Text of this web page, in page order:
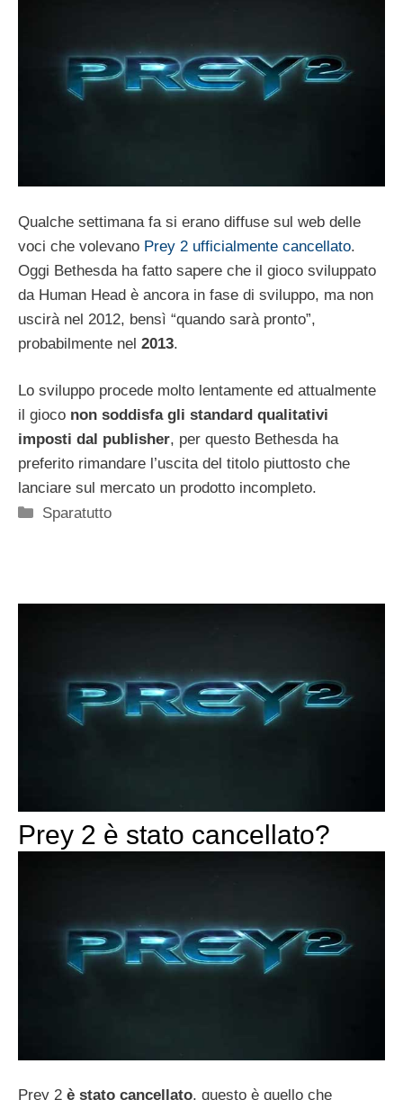
Qualche settimana fa si erano diffuse sul web delle
voci che volevano Prey 2 ufficialmente cancellato.
Oggi Bethesda ha fatto sapere che il gioco sviluppato
da Human Head è ancora in fase di sviluppo, ma non
uscirà nel 2012, bensì “quando sarà pronto”,
probabilmente nel 2013.
Lo sviluppo procede molto lentamente ed attualmente
il gioco non soddisfa gli standard qualitativi
imposti dal publisher, per questo Bethesda ha
preferito rimandare l’uscita del titolo piuttosto che
lanciare sul mercato un prodotto incompleto.
Categorie
Sparatutto
Prey 2 è stato cancellato?
Prey 2 è stato cancellato, questo è quello che